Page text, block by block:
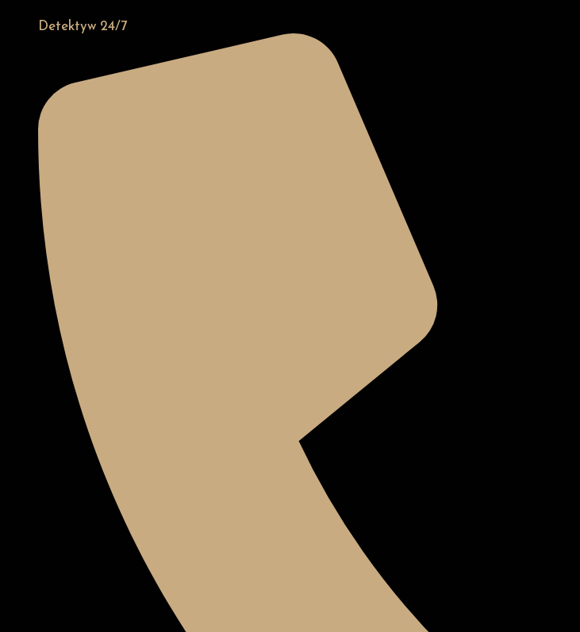
Detektyw 24/7